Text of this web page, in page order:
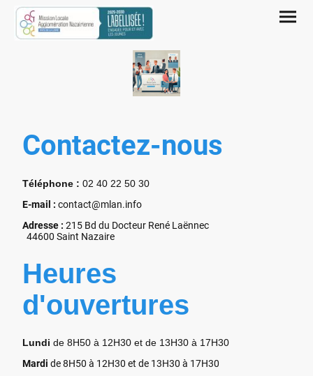
Contactez-nous
Téléphone : 02 40 22 50 30
E-mail : contact@mlan.info
Adresse : 215 Bd du Docteur René Laënnec
44600 Saint Nazaire
Heures
d'ouvertures
Lundi de 8H50 à 12H30 et de 13H30 à 17H30
Mardi de 8H50 à 12H30 et de 13H30 à 17H30